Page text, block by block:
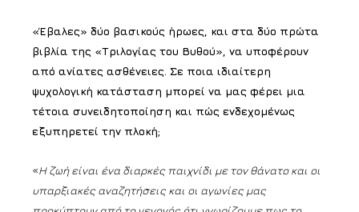
«Έβαλες» δύο βασικούς ήρωες, και στα δύο πρώτα
βιβλία της «Τριλογίας του Βυθού», να υποφέρουν
από ανίατες ασθένειες. Σε ποια ιδιαίτερη
ψυχολογική κατάσταση μπορεί να μας φέρει μια
τέτοια συνειδητοποίηση και πώς ενδεχομένως
εξυπηρετεί την πλοκή;
«Η ζωή είναι ένα διαρκές παιχνίδι με τον θάνατο και οι
υπαρξιακές αναζητήσεις και οι αγωνίες μας